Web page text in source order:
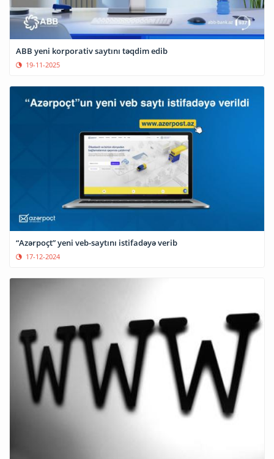
ABB yeni korporativ saytını təqdim edib
19-11-2025
“Azərpoçt” yeni veb-saytını istifadəyə verib
17-12-2024